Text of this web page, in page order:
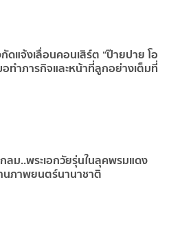
ดแจ้งเลื่อนคอนเสิร์ต “ป๊ายปาย โอ
อทำภารกิจและหน้าที่ลูกอย่างเต็มที่
ลม..พระเอกวัยรุ่นในลุคพรมแดง
นภาพยนตร์นานาชาติ